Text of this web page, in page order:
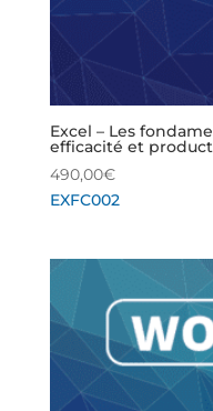
Excel – Les
efficacité et
490,00€
EXFC002